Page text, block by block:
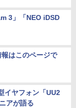
3」「NEO iDSD
はこのページで
イヤフォン「UU2
アが語る